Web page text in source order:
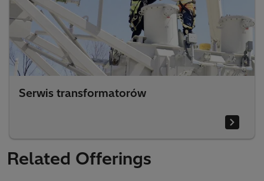
Serwis transformatorów
Related Offerings